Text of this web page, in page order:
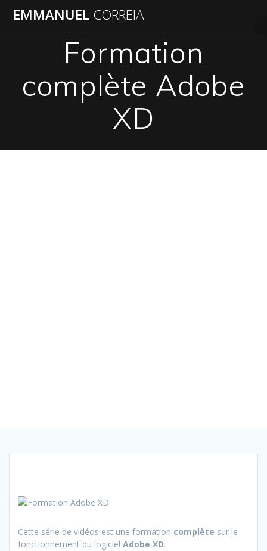
au
contenu
EMMANUEL CORREIA
Formation
complète Adobe
XD
Cette série de vidéos est une formation complète sur le
fonctionnement du logiciel Adobe XD.